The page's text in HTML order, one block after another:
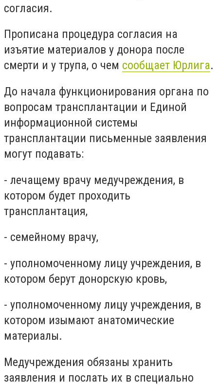
согласия.
Прописана процедура согласия на
изъятие материалов у донора после
смерти и у трупа, о чем сообщает Юрлига.
До начала функционирования органа по
вопросам трансплантации и Единой
информационной системы
трансплантации письменные заявления
могут подавать:
- лечащему врачу медучреждения, в
котором будет проходить
трансплантация,
- семейному врачу,
- уполномоченному лицу учреждения, в
котором берут донорскую кровь,
- уполномоченному лицу учреждения, в
котором изымают анатомические
материалы.
Медучреждения обязаны хранить
заявления и послать их в специально